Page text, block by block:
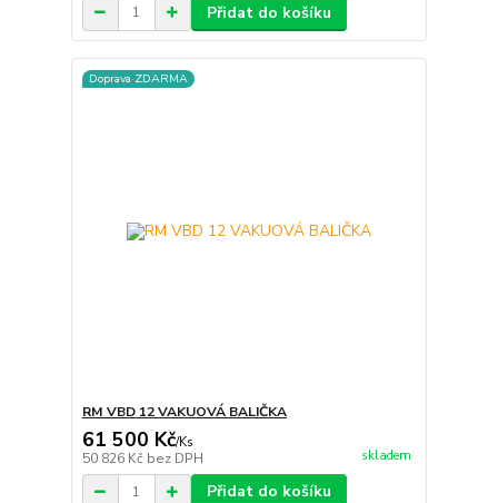
Přidat do košíku
Doprava ZDARMA
RM VBD 12 VAKUOVÁ BALIČKA
61 500 Kč/Ks
50 826 Kč bez DPH skladem
Přidat do košíku